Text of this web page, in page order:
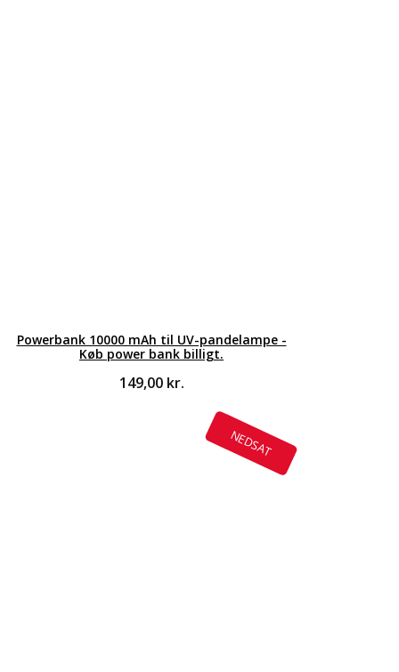
Powerbank 10000 mAh til UV-pandelampe -
Køb power bank billigt.
149,00 kr.
NEDSAT